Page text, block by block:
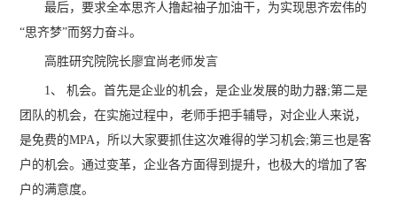
最后，要求全本思齐人撸起袖子加油干，为实现思齐宏伟的
“思齐梦”而努力奋斗。
高胜研究院院长廖宜尚老师发言
1、 机会。首先是企业的机会，是企业发展的助力器;第二是
团队的机会，在实施过程中，老师手把手辅导，对企业人来说，
是免费的MPA，所以大家要抓住这次难得的学习机会;第三也是客
户的机会。通过变革，企业各方面得到提升，也极大的增加了客
户的满意度。